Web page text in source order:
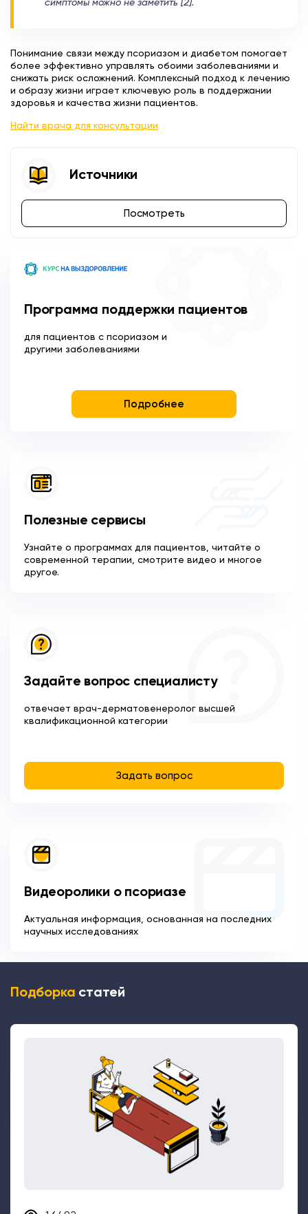
симптомы можно не заметить [2].
Понимание связи между псориазом и диабетом помогает
более эффективно управлять обоими заболеваниями и
снижать риск осложнений. Комплексный подход к лечению
и образу жизни играет ключевую роль в поддержании
здоровья и качества жизни пациентов.
Найти врача для консультации
Источники
Посмотреть
Программа поддержки пациентов
для пациентов с псориазом и
другими заболеваниями
Подробнее
Полезные сервисы
Узнайте о программах для пациентов, читайте о
современной терапии, смотрите видео и многое
другое.
Задайте вопрос специалисту
отвечает врач-дерматовенеролог высшей
квалификационной категории
Задать вопрос
Видеоролики о псориазе
Актуальная информация, основанная на последних
научных исследованиях
Подборка статей